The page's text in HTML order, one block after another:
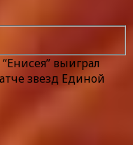
выиграл
звезд Единой